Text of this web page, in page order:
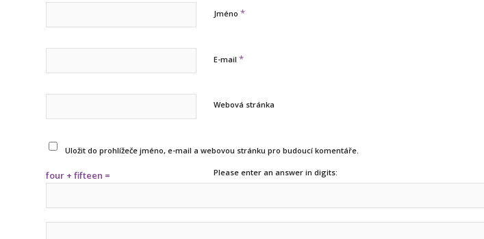
Jméno *
E-mail *
Webová stránka
Uložit do prohlížeče jméno, e-mail a webovou stránku pro budoucí komentáře.
Please enter an answer in digits:
four + fifteen =